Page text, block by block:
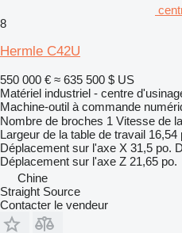
8
Hermle C42U
550 000 € ≈ 635 500 $ US
Matériel industriel - centre
Machine-outil à commande
Nombre de broches 1 Vitesse de
Largeur de la table de travail 16,54
Déplacement sur l'axe X 31,5 po.
Déplacement sur l'axe Z 21,65 po.
Chine
Straight Source
Contacter le vendeur